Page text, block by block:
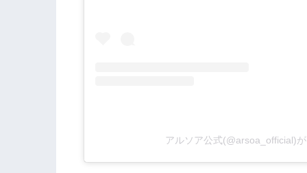
アルソア公式(@arsoa_official)